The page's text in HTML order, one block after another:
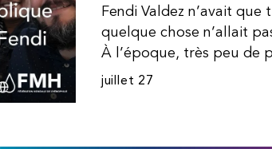
Fendi Valdez n’avait
quelque chose n’allait
À l’époque, très peu de
dominicaine
juillet 27